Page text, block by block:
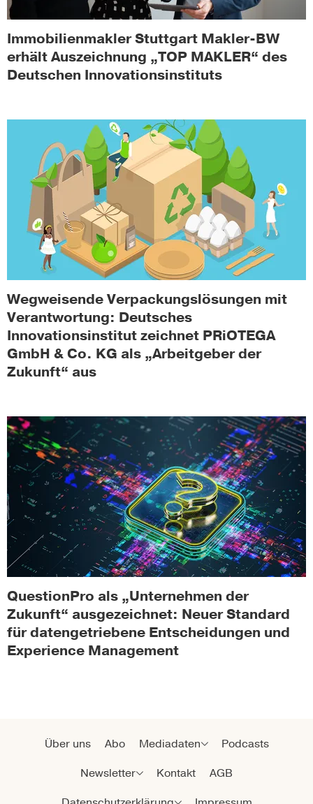
Immobilienmakler Stuttgart Makler-BW
erhält Auszeichnung „TOP MAKLER“ des
Deutschen Innovationsinstituts
Wegweisende Verpackungslösungen mit
Verantwortung: Deutsches
Innovationsinstitut zeichnet PRiOTEGA
GmbH & Co. KG als „Arbeitgeber der
Zukunft“ aus
QuestionPro als „Unternehmen der
Zukunft“ ausgezeichnet: Neuer Standard
für datengetriebene Entscheidungen und
Experience Management
Über uns Abo Mediadaten
Podcasts
Newsletter
Kontakt
AGB